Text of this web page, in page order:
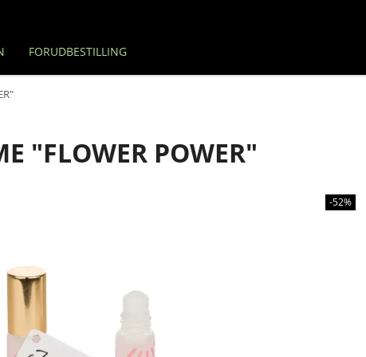
FORUDBESTILLING
"FLOWER POWER"
-52%